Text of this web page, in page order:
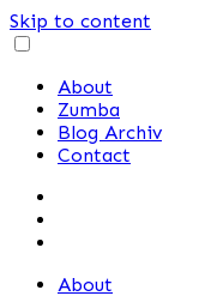
Skip to content
About
Zumba
Blog Archiv
Contact
About